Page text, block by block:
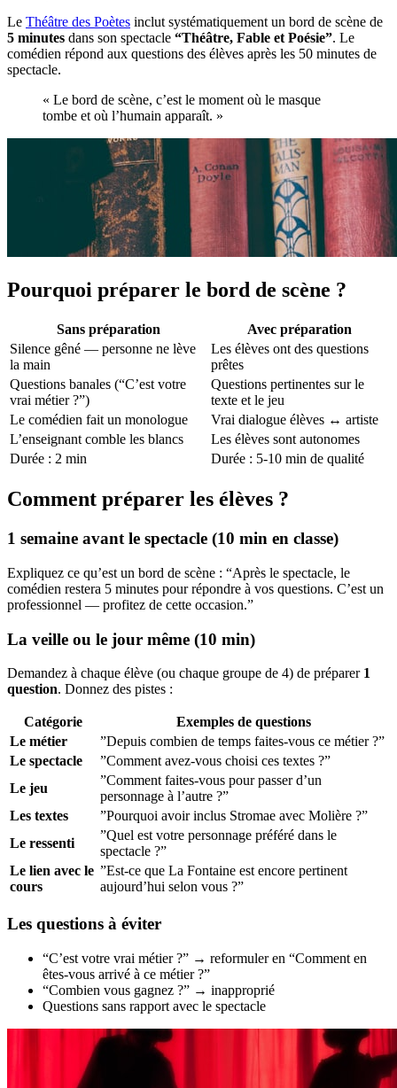
Le Théâtre des Poètes inclut systématiquement un bord de scène de
5 minutes dans son spectacle “Théâtre, Fable et Poésie”. Le
comédien répond aux questions des élèves après les 50 minutes de
spectacle.
« Le bord de scène, c’est le moment où le masque
tombe et où l’humain apparaît. »
Pourquoi préparer le bord de scène ?
Sans préparation
Avec préparation
Silence gêné — personne ne lève
la main
Les élèves ont des questions
prêtes
Questions banales (“C’est votre
vrai métier ?”)
Questions pertinentes sur le
texte et le jeu
Le comédien fait un monologue
Vrai dialogue élèves ↔ artiste
L’enseignant comble les blancs
Les élèves sont autonomes
Durée : 2 min
Durée : 5-10 min de qualité
Comment préparer les élèves ?
1 semaine avant le spectacle (10 min en classe)
Expliquez ce qu’est un bord de scène : “Après le spectacle, le
comédien restera 5 minutes pour répondre à vos questions. C’est un
professionnel — profitez de cette occasion.”
La veille ou le jour même (10 min)
Demandez à chaque élève (ou chaque groupe de 4) de préparer 1
question. Donnez des pistes :
Catégorie
Exemples de questions
Le métier
”Depuis combien de temps faites-vous ce métier ?”
Le spectacle
”Comment avez-vous choisi ces textes ?”
Le jeu
”Comment faites-vous pour passer d’un
personnage à l’autre ?”
Les textes
”Pourquoi avoir inclus Stromae avec Molière ?”
Le ressenti
”Quel est votre personnage préféré dans le
spectacle ?”
Le lien avec le
cours
”Est-ce que La Fontaine est encore pertinent
aujourd’hui selon vous ?”
Les questions à éviter
“C’est votre vrai métier ?” → reformuler en “Comment en
êtes-vous arrivé à ce métier ?”
“Combien vous gagnez ?” → inapproprié
Questions sans rapport avec le spectacle